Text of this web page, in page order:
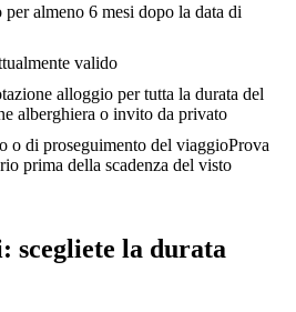
per almeno 6 mesi dopo la data di
valido
alloggio per tutta la durata del
alberghiera o invito da privato
o di proseguimento del viaggioProva
prima della scadenza del visto
scegliete la durata